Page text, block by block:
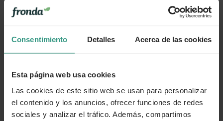
Consentimiento Detalles Acerca de las cookies
Esta página web usa cookies
Las cookies de este sitio web se usan para personalizar
el contenido y los anuncios, ofrecer funciones de redes
sociales y analizar el tráfico. Además, compartimos